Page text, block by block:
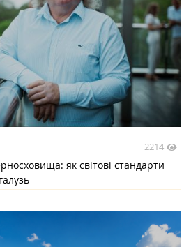
2214
як світові стандарти